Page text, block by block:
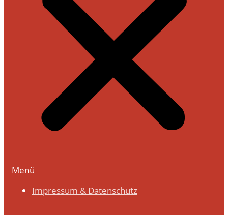
Menü
Impressum & Datenschutz